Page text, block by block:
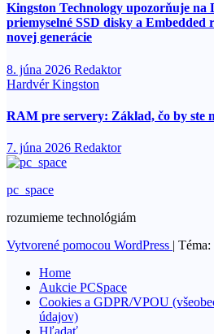
Kingston Technology upozorňuje na
priemyselné SSD disky a Embedded
novej generácie
8. júna 2026 Redaktor
HardvérKingston
RAM pre servery: Základ, čo by ste
7. júna 2026 Redaktor
pc_space
rozumieme technológiám
Vytvorené pomocou WordPress | Téma:
Home
Aukcie PCSpace
Cookies a GDPR/VPOU
údajov)